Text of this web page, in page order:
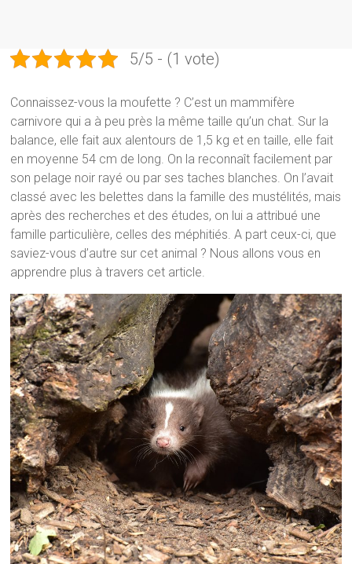
5/5 - (1 vote)
Connaissez-vous la moufette ? C’est un mammifère
carnivore qui a à peu près la même taille qu’un chat. Sur la
balance, elle fait aux alentours de 1,5 kg et en taille, elle fait
en moyenne 54 cm de long. On la reconnaît facilement par
son pelage noir rayé ou par ses taches blanches. On l’avait
classé avec les belettes dans la famille des mustélités, mais
après des recherches et des études, on lui a attribué une
famille particulière, celles des méphitiés. A part ceux-ci, que
saviez-vous d’autre sur cet animal ? Nous allons vous en
apprendre plus à travers cet article.